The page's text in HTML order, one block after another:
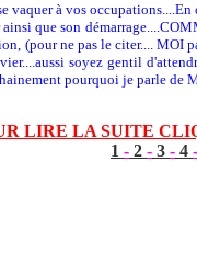
vaquer à vos
ainsi que son
(pour ne pas le citer.... MOI
soyez gentil
pourquoi je parle de
LIRE LA SUITE
1 - 2 - 3 - 4 -